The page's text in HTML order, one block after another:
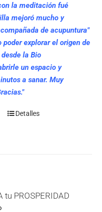
la meditación fué
mejoró mucho y
de acupuntura"
poder explorar el origen de
la Bio
un espacio y
a sanar. Muy
Detalles
tu PROSPERIDAD